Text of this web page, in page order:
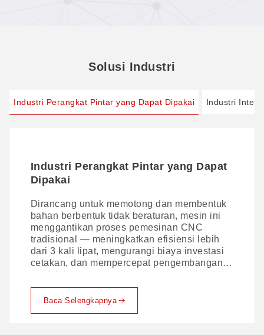
Solusi Industri
Industri Perangkat Pintar yang Dapat Dipakai Industri
Industri Perangkat Pintar yang Dapat
Dipakai
Dirancang untuk memotong dan membentuk
bahan berbentuk tidak beraturan, mesin ini
menggantikan proses pemesinan CNC
tradisional — meningkatkan efisiensi lebih
dari 3 kali lipat, mengurangi biaya investasi
cetakan, dan mempercepat pengembangan
produk baru.
Baca Selengkapnya
Industri Interior Otomotif
dan bahan interior kendaraan lainnya kini
semakin menjadi hal yang umum—berkat
teknik-teknik serbaguna yang mencakup
pemotongan laser, pembuatan lubang,
penandaan, dan pengukiran.
Baca Selengkapnya